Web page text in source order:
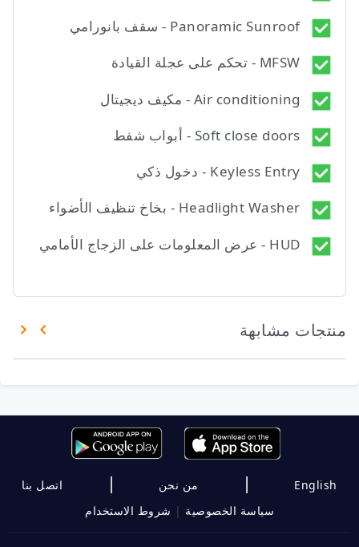
Panoramic Sunroof - سقف بانورامي
MFSW - تحكم على عجلة القيادة
Air conditioning - مكيف ديجيتال
Soft close doors - أبواب شفط
Keyless Entry - دخول ذكي
Headlight Washer - بخاخ تنظيف الأضواء
HUD - عرض المعلومات على الزجاج الأمامي
منتجات مشابهة
English
| من نحن |
اتصل بنا
سياسة الخصوصية | شروط الاستخدام